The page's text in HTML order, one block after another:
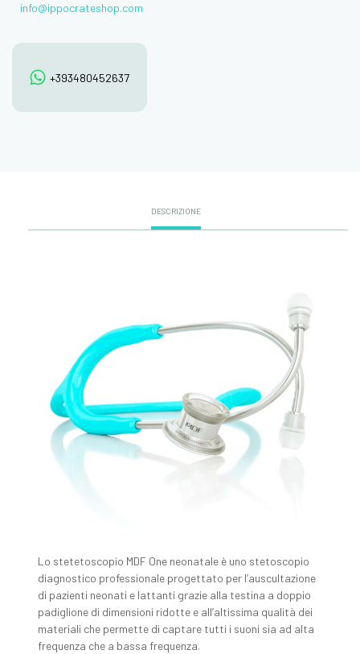
info@ippocrateshop.com
+393480452637
DESCRIZIONE
Lo stetetoscopio MDF One neonatale è uno stetoscopio
diagnostico professionale progettato per l’auscultazione
di pazienti neonati e lattanti grazie alla testina a doppio
padiglione di dimensioni ridotte e all’altissima qualità dei
materiali che permette di captare tutti i suoni sia ad alta
frequenza che a bassa frequenza.